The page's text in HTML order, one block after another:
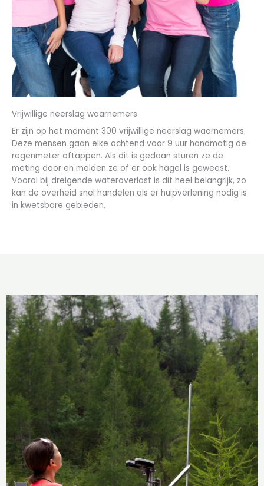
Vrijwillige neerslag waarnemers
Er zijn op het moment 300 vrijwillige neerslag waarnemers.
Deze mensen gaan elke ochtend voor 9 uur handmatig de
regenmeter aftappen. Als dit is gedaan sturen ze de
meting door en melden ze of er ook hagel is geweest.
Vooral bij dreigende wateroverlast is dit heel belangrijk, zo
kan de overheid snel handelen als er hulpverlening nodig is
in kwetsbare gebieden.